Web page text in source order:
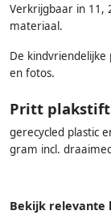
Verkrijgbaar in 11,
materiaal.
De
en fotos.
Pritt plakstift
gerecycled plastic
gram incl.
Bekijk